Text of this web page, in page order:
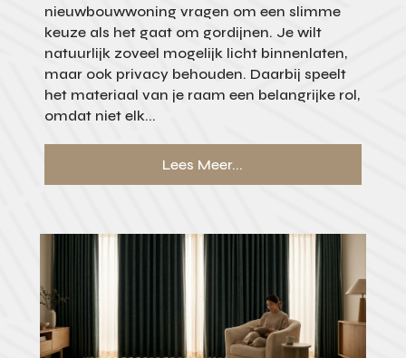
nieuwbouwwoning vragen om een slimme
keuze als het gaat om gordijnen. Je wilt
natuurlijk zoveel mogelijk licht binnenlaten,
maar ook privacy behouden. Daarbij speelt
het materiaal van je raam een belangrijke rol,
omdat niet elk...
Lees Meer...